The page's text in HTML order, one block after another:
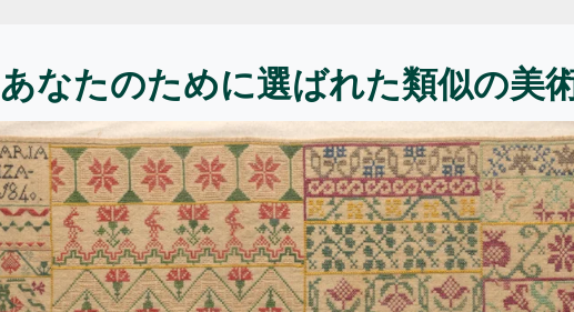
あなたのために選ばれた類似の美